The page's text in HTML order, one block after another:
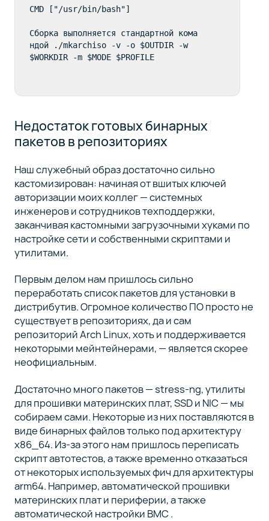
CMD ["/usr/bin/bash"]
Сборка выполняется стандартной кома
ндой ./mkarchiso -v -o $OUTDIR -w
$WORKDIR -m $MODE $PROFILE
Недостаток готовых бинарных
пакетов в репозиториях
Наш служебный образ достаточно сильно
кастомизирован: начиная от вшитых ключей
авторизации моих коллег — системных
инженеров и сотрудников техподдержки,
заканчивая кастомными загрузочными хуками по
настройке сети и собственными скриптами и
утилитами.
Первым делом нам пришлось сильно
переработать список пакетов для установки в
дистрибутив. Огромное количество ПО просто не
существует в репозиториях, да и сам
репозиторий Arch Linux, хоть и поддерживается
некоторыми мейнтейнерами, — является скорее
неофициальным.
Достаточно много пакетов — stress-ng, утилиты
для прошивки материнских плат, SSD и NIC — мы
собираем сами. Некоторые из них поставляются в
виде бинарных файлов только под архитектуру
x86_64. Из-за этого нам пришлось переписать
скрипт автотестов, а также временно отказаться
от некоторых используемых фич для архитектуры
arm64. Например, автоматической прошивки
материнских плат и периферии, а также
автоматической настройки BMC .